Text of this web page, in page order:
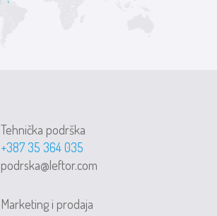
Tehnička podrška
+387 35 364 035
podrska@leftor.com
Marketing i prodaja